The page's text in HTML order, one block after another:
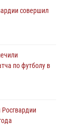
совершил
по футболу в